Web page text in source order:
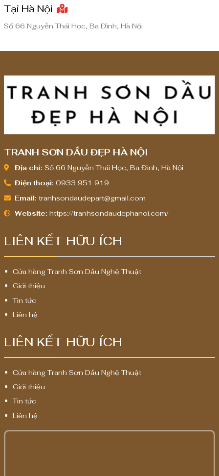
Tại Hà Nội
Số 66 Nguyễn Thái Học, Ba Đình, Hà Nội
TRANH SƠN DẦU ĐẸP HÀ NỘI
Địa chỉ: Số 66 Nguyễn Thái Học, Ba Đình, Hà Nội
Điện thoại: 0933 951 919
Email: tranhsondaudepart@gmail.com
Website: https://tranhsondaudephanoi.com/
LIÊN KẾT HỮU ÍCH
Cửa hàng Tranh Sơn Dầu Nghệ Thuật
Giới thiệu
Tin tức
Liên hệ
LIÊN KẾT HỮU ÍCH
Cửa hàng Tranh Sơn Dầu Nghệ Thuật
Giới thiệu
Tin tức
Liên hệ